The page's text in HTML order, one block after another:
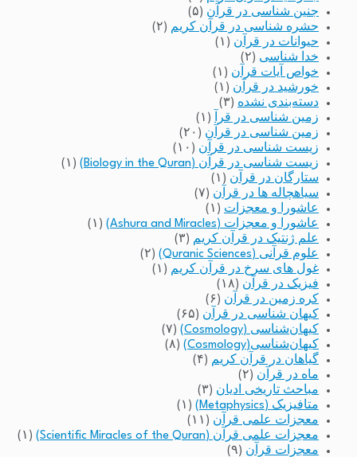
جنین شناسی در قرآن (۵)
حشره شناسی در قرآن کریم (۲)
حیوانات در قرآن (۱)
خدا شناسی (۲)
خواص آیات قرآن (۱)
خورشید در قرآن (۱)
دسته‌بندی نشده (۳)
زمین شناسی در قرآ
(۱)
زمین شناسی در قرآن (۲۰)
زیست شناسی در قرآن (۱۰)
زیست شناسی در قرآن (Biology in the Quran)
(۱)
ستارگان در قرآن (۱)
سیاهچاله ها در قرآن (۷)
عاشورا و معجزات (۱)
عاشورا و معجزات (Ashura and Miracles)
(۱)
علم ژنتیک در قرآن کریم (۳)
علوم قرآنی (Quranic Sciences)
(۲)
غول های سرخ در قرآن کریم (۱)
فیزیک در قرآن (۱۸)
کره زمین در قرآن (۶)
کیهان شناسی در قرآن (۶۵)
کیهان‌شناسی (Cosmology)
(۷)
کیهان‌شناسی(Cosmology)
(۸)
گیاهان در قرآن کریم (۴)
ماه در قرآن (۲)
مباحث تاریخی ادیان (۳)
متافیزیک (Metaphysics)
(۱)
معجزات علمی قرآن (۱۱)
معجزات علمی قرآن (Scientific Miracles of the Quran)
(۱)
معجزات قرآن (۹)